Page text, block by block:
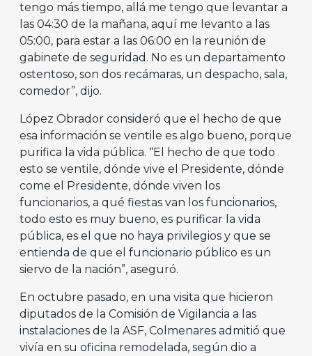
tengo más tiempo, allá me tengo que levantar a
las 04:30 de la mañana, aquí me levanto a las
05:00, para estar a las 06:00 en la reunión de
gabinete de seguridad. No es un departamento
ostentoso, son dos recámaras, un despacho, sala,
comedor”, dijo.
López Obrador consideró que el hecho de que
esa información se ventile es algo bueno, porque
purifica la vida pública. “El hecho de que todo
esto se ventile, dónde vive el Presidente, dónde
come el Presidente, dónde viven los
funcionarios, a qué fiestas van los funcionarios,
todo esto es muy bueno, es purificar la vida
pública, es el que no haya privilegios y que se
entienda de que el funcionario público es un
siervo de la nación”, aseguró.
En octubre pasado, en una visita que hicieron
diputados de la Comisión de Vigilancia a las
instalaciones de la ASF, Colmenares admitió que
vivía en su oficina remodelada, según dio a